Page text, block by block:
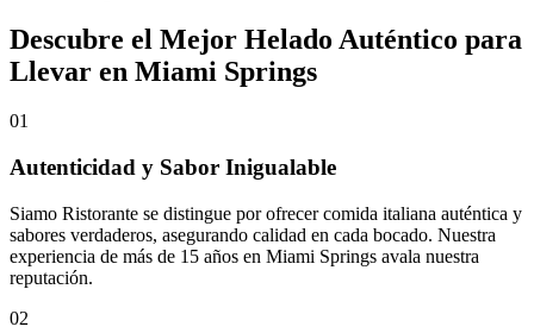
Descubre el Mejor Helado Auténtico para
Llevar en Miami Springs
01
Autenticidad y Sabor Inigualable
Siamo Ristorante se distingue por ofrecer comida italiana auténtica y
sabores verdaderos, asegurando calidad en cada bocado. Nuestra
experiencia de más de 15 años en Miami Springs avala nuestra
reputación.
02